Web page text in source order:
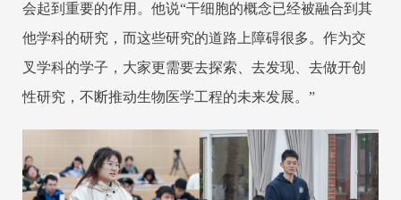
会起到重要的作用。他说“干细胞的概念已经被融合到其
他学科的研究，而这些研究的道路上障碍很多。作为交
叉学科的学子，大家更需要去探索、去发现、去做开创
性研究，不断推动生物医学工程的未来发展。”